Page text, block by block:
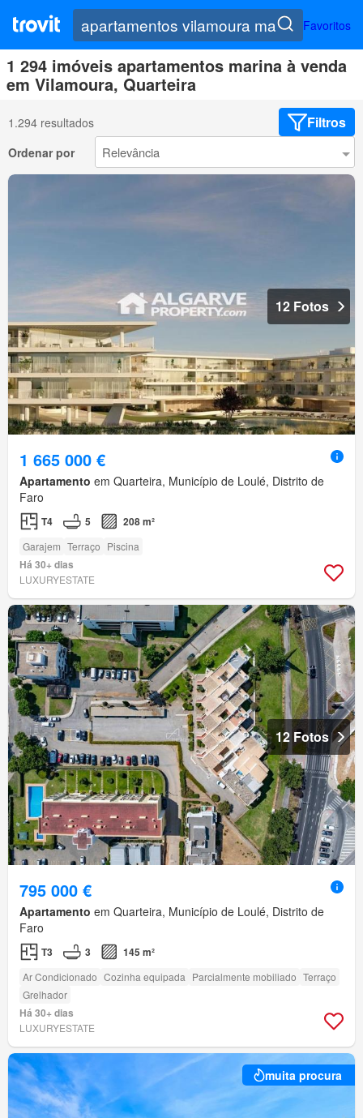
Favoritos
1 294 imóveis apartamentos marina à venda
em Vilamoura, Quarteira
1.294 resultados Filtros
Ordenar por
12 Fotos
1 665 000 €
Apartamento em Quarteira, Município de Loulé, Distrito de
Faro
T4 5 208 m²
Garajem Terraço Piscina
Há 30+ dias
LUXURYESTATE
12 Fotos
795 000 €
Apartamento em Quarteira, Município de Loulé, Distrito de
Faro
T3 3 145 m²
Ar Condicionado Cozinha equipada Parcialmente mobiliado Terraço
Grelhador
Há 30+ dias
LUXURYESTATE
muita procura